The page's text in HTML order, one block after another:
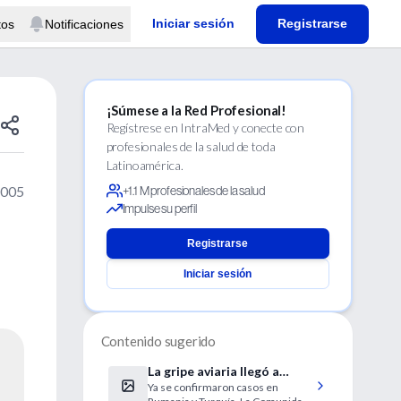
Notificaciones Iniciar sesión Registrarse
¡Súmese a la Red Profesional!
Regístrese en IntraMed y conecte con
profesionales de la salud de toda
Latinoamérica.
+1.1 M profesionales de la salud
Impulse su perfil
Registrarse
Iniciar sesión
Contenido sugerido
La gripe aviaria llegó a
Europa, que ya intenta
Ya se confirmaron casos en